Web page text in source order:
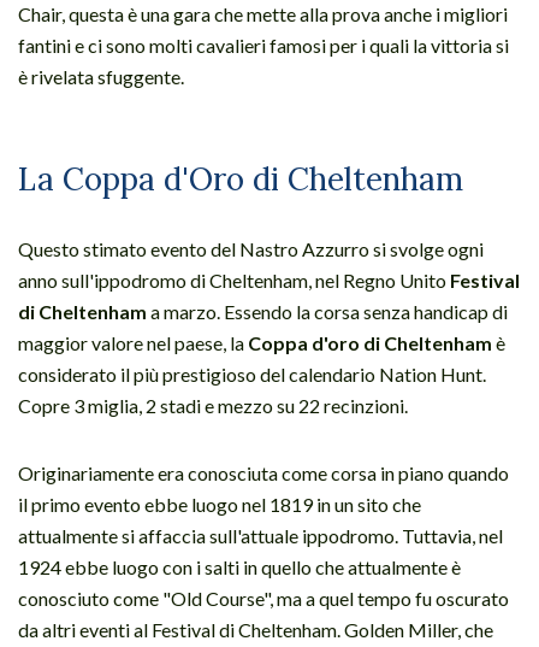
Chair, questa è una gara che mette alla prova anche i migliori
fantini e ci sono molti cavalieri famosi per i quali la vittoria si
è rivelata sfuggente.
La Coppa d'Oro di Cheltenham
Questo stimato evento del Nastro Azzurro si svolge ogni
anno sull'ippodromo di Cheltenham, nel Regno Unito Festival
di Cheltenham a marzo. Essendo la corsa senza handicap di
maggior valore nel paese, la Coppa d'oro di Cheltenham è
considerato il più prestigioso del calendario Nation Hunt.
Copre 3 miglia, 2 stadi e mezzo su 22 recinzioni.
Originariamente era conosciuta come corsa in piano quando
il primo evento ebbe luogo nel 1819 in un sito che
attualmente si affaccia sull'attuale ippodromo. Tuttavia, nel
1924 ebbe luogo con i salti in quello che attualmente è
conosciuto come "Old Course", ma a quel tempo fu oscurato
da altri eventi al Festival di Cheltenham. Golden Miller, che